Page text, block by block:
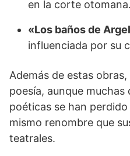
en la corte otomana.
«Los baños de
influenciada por su
Además de estas
poesía, aunque
poéticas se han
mismo renombre que
teatrales.